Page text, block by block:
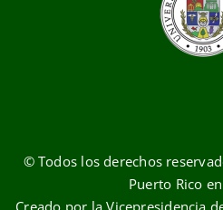
© Todos los derechos
Puerto Rico
Creado por la Vicepresidencia